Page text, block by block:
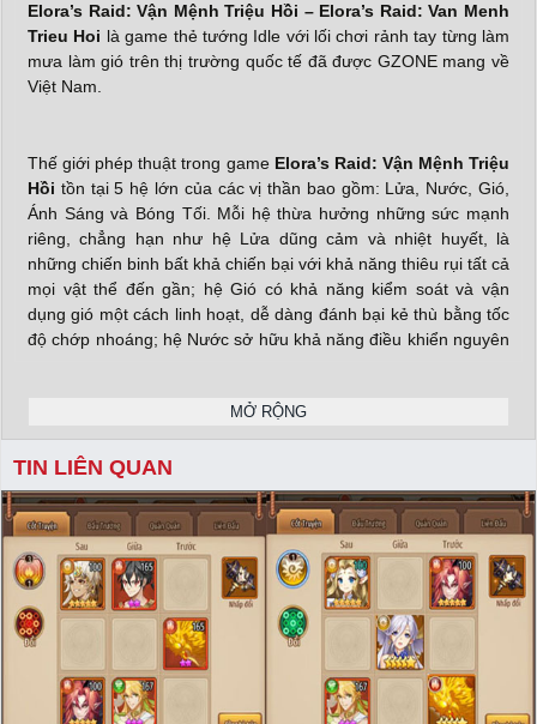
Elora’s Raid: Vận Mệnh Triệu Hồi – Elora’s Raid: Van Menh
Trieu Hoi là game thẻ tướng Idle với lối chơi rảnh tay từng làm
mưa làm gió trên thị trường quốc tế đã được GZONE mang về
Việt Nam.
Thế giới phép thuật trong game Elora’s Raid: Vận Mệnh Triệu
Hồi tồn tại 5 hệ lớn của các vị thần bao gồm: Lửa, Nước, Gió,
Ánh Sáng và Bóng Tối. Mỗi hệ thừa hưởng những sức mạnh
riêng, chẳng hạn như hệ Lửa dũng cảm và nhiệt huyết, là
những chiến binh bất khả chiến bại với khả năng thiêu rụi tất cả
mọi vật thể đến gần; hệ Gió có khả năng kiểm soát và vận
dụng gió một cách linh hoạt, dễ dàng đánh bại kẻ thù bằng tốc
độ chớp nhoáng; hệ Nước sở hữu khả năng điều khiển nguyên
Với những gương mặt vị thần uy tín thuộc các chủng tộc khác
nhau và quen thuộc như Thần Odin, Loki, Thor đến từ Bắc Âu;
Thần Zeus, Hera, Poseidon, Apollo đến từ Hy Lạp; Thần Na
Tra, Nữ Oa, Ngộ Không đến từ phương Đông… người chơi sẽ
xây dựng một đội hình ưu tú, kết hợp hoàn hảo khả năng của
các vị thần để tạo nên sức mạnh chiến đấu bùng nổ nhất.
MỞ RỘNG
TIN LIÊN QUAN